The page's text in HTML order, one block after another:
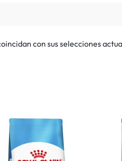
con sus selecciones